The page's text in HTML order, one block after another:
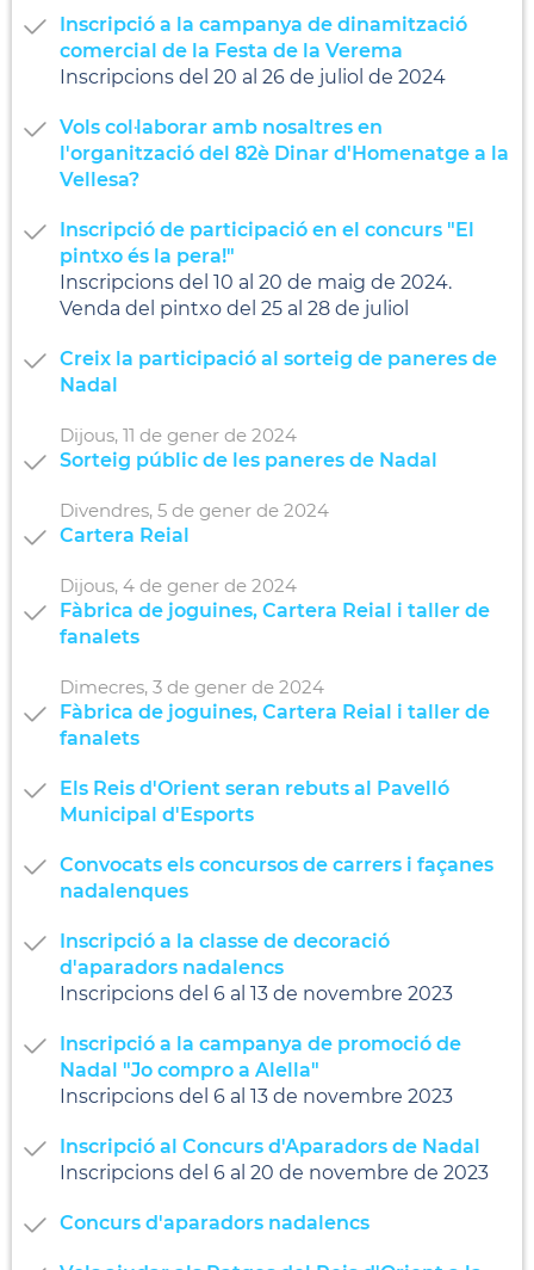
Inscripció a la campanya de dinamització
comercial de la Festa de la Verema
Inscripcions del 20 al 26 de juliol de 2024
Vols col·laborar amb nosaltres en
l'organització del 82è Dinar d'Homenatge a la
Vellesa?
Inscripció de participació en el concurs "El
pintxo és la pera!"
Inscripcions del 10 al 20 de maig de 2024.
Venda del pintxo del 25 al 28 de juliol
Creix la participació al sorteig de paneres de
Nadal
Dijous, 11 de gener de 2024
Sorteig públic de les paneres de Nadal
Divendres, 5 de gener de 2024
Cartera Reial
Dijous, 4 de gener de 2024
Fàbrica de joguines, Cartera Reial i taller de
fanalets
Dimecres, 3 de gener de 2024
Fàbrica de joguines, Cartera Reial i taller de
fanalets
Els Reis d'Orient seran rebuts al Pavelló
Municipal d'Esports
Convocats els concursos de carrers i façanes
nadalenques
Inscripció a la classe de decoració
d'aparadors nadalencs
Inscripcions del 6 al 13 de novembre 2023
Inscripció a la campanya de promoció de
Nadal "Jo compro a Alella"
Inscripcions del 6 al 13 de novembre 2023
Inscripció al Concurs d'Aparadors de Nadal
Inscripcions del 6 al 20 de novembre de 2023
Concurs d'aparadors nadalencs